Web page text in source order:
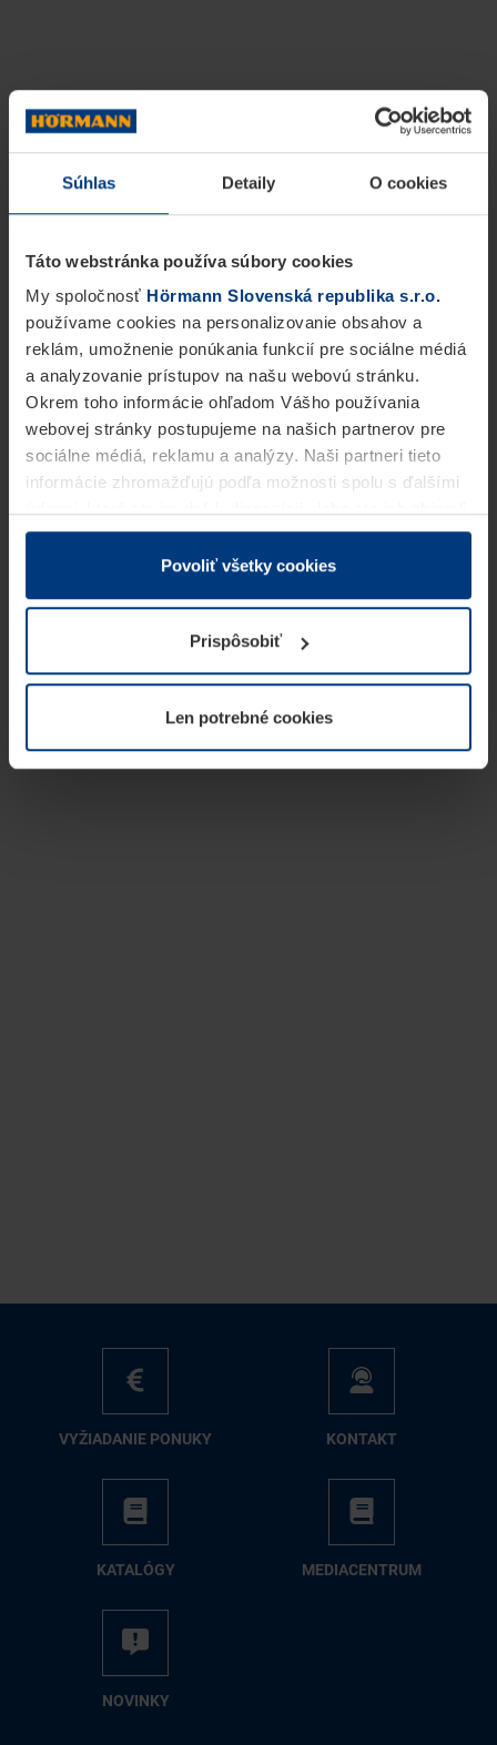
Súhlas Detaily O cookies
Táto webstránka používa súbory cookies
My spoločnosť Hörmann Slovenská republika s.r.o.
používame cookies na personalizovanie obsahov a
reklám, umožnenie ponúkania funkcií pre sociálne médiá
a analyzovanie prístupov na našu webovú stránku.
Okrem toho informácie ohľadom Vášho používania
webovej stránky postupujeme na našich partnerov pre
sociálne médiá, reklamu a analýzy. Naši partneri tieto
informácie zhromažďujú podľa možnosti spolu s ďalšími
v rámci Vášho využívania služieb.
Z právneho hľadiska môžeme cookies ukladať na Vašom
prevádzku tejto stránky. Pre všetky ostatné typy cookie
potrebujeme Vaše povolenie. Vaše povolenie môžete
kedykoľvek zmeniť alebo odvolať vo vysvetlení cookie
našej webovej stránky.
Povoliť všetky cookies
Prispôsobiť
Len potrebné cookies
VY­ŽIA­DA­NIE PO­NU­KY KON­TAKT
KA­TA­LÓ­GY ME­DIA­CEN­TRUM
NO­VIN­KY